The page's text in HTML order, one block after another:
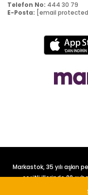
Telefon No: 444 30 79
E-Posta: [email protected]
Markastok, 35 yılı aşkın
çeşitli illerinde 22